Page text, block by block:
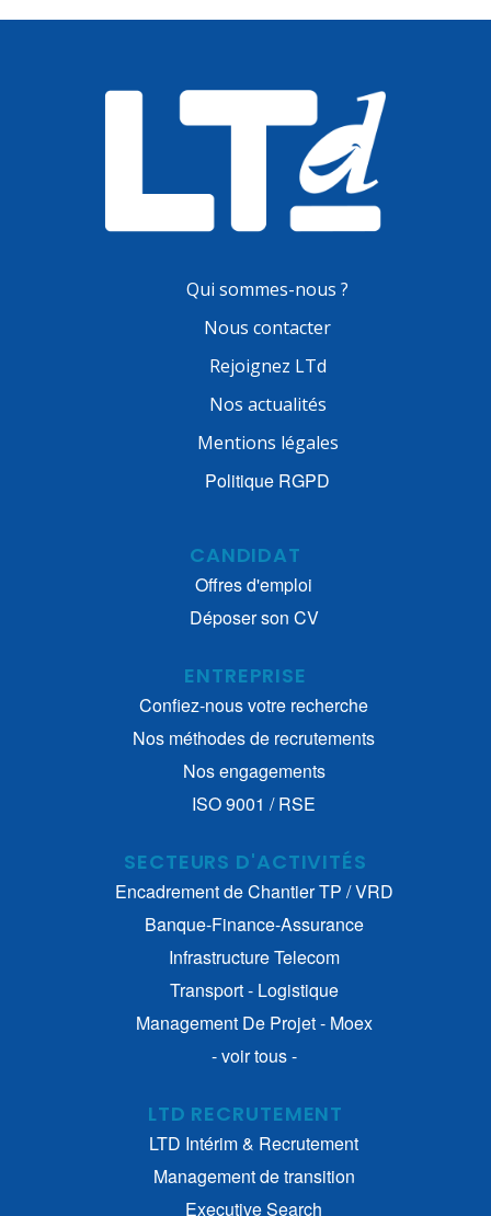
Qui sommes-nous ?
Nous contacter
Rejoignez LTd
Nos actualités
Mentions légales
Politique RGPD
CANDIDAT
Offres d'emploi
Déposer son CV
ENTREPRISE
Confiez-nous votre recherche
Nos méthodes de recrutements
Nos engagements
ISO 9001 / RSE
SECTEURS D'ACTIVITÉS
Encadrement de Chantier TP / VRD
Banque-Finance-Assurance
Infrastructure Telecom
Transport - Logistique
Management De Projet - Moex
- voir tous -
LTD RECRUTEMENT
LTD Intérim & Recrutement
Management de transition
Executive Search